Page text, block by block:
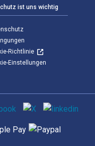
ist uns wichtig
Richtlinie
Einstellungen